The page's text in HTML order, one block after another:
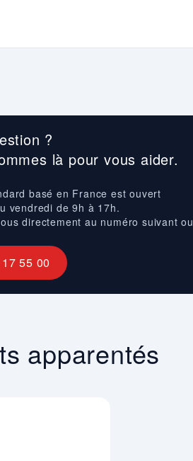
?
là pour vous aider.
basé en France est ouvert
vendredi de 9h à 17h.
directement au numéro suivant ou
55 00
apparentés